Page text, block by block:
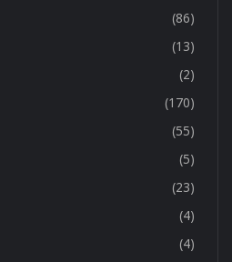
(86)
(13)
(2)
(170)
(55)
(5)
(23)
(4)
(4)